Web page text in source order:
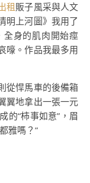
租販子風采與人文
明上河圖》我用了
全身的肌肉開始痙
嚎。作品我最多用
從悍馬車的後備箱
翼地拿出一張一元
的“柿事如意”，眉
雅嗎？”